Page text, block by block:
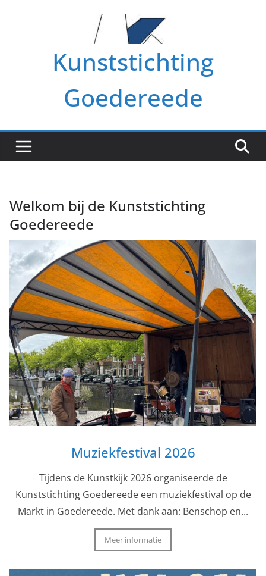
Kunststichting
Goedereede
Welkom bij de Kunststichting
Goedereede
Muziekfestival 2026
Tijdens de Kunstkijk 2026 organiseerde de
Kunststichting Goedereede een muziekfestival op de
Markt in Goedereede. Met dank aan: Benschop en...
Meer informatie